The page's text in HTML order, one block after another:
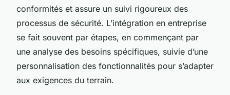
conformités et assure un suivi rigoureux des
processus de sécurité. L’intégration en entreprise
se fait souvent par étapes, en commençant par
une analyse des besoins spécifiques, suivie d’une
personnalisation des fonctionnalités pour s’adapter
aux exigences du terrain.